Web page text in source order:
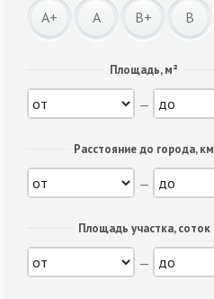
A+ A B+ B
Площадь, м²
—
Расстояние до города, км
—
Площадь участка, соток
—